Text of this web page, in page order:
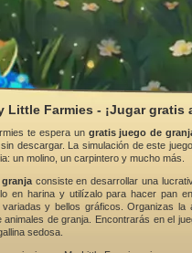
Little Farmies - ¡Jugar
te espera un gratis juego de
descargar. La simulación de este
un molino, un carpintero y mucho más.
consiste en desarrollar una
en harina y utilízalo para hacer pan
y bellos gráficos. Organizas
de granja. Encontrarás en el
sedosa.